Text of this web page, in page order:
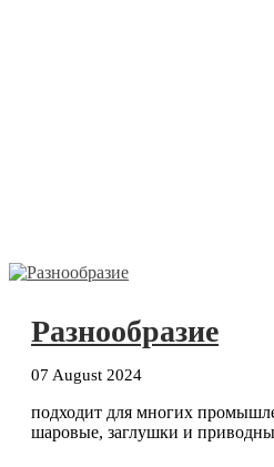
Разнообразие
07 August 2024
подходит для многих
шаровые, заглушки и